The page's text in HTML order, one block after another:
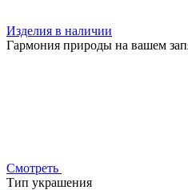
Изделия в наличии
Гармония природы на вашем
Смотреть
Тип украшения